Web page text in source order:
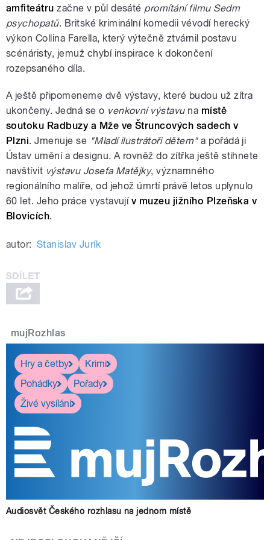
amfiteátru začne v půl desáté promítání filmu Sedm
psychopatů. Britské kriminální komedii vévodí herecký
výkon Collina Farella, který výtečně ztvárnil postavu
scénáristy, jemuž chybí inspirace k dokončení
rozepsaného díla.
A ještě připomeneme dvě výstavy, které budou už zítra
ukončeny. Jedná se o venkovní výstavuna místě
soutoku Radbuzy a Mže ve Štruncových sadech v
Plzni. Jmenuje se "Mladí ilustrátoři dětem"a pořádá ji
Ústav umění a designu. A rovněž do zítřka ještě stihnete
navštívit výstavu Josefa Matějky, významného
regionálního malíře, od jehož úmrtí právě letos uplynulo
60 let. Jeho práce vystavují v muzeu jižního Plzeňska v
Blovicích.
autor: Stanislav Jurík
mujRozhlas
Hry a četby
Krimi
Pohádky
Pořady
Živé vysílání
Audiosvět Českého rozhlasu na jednom místě